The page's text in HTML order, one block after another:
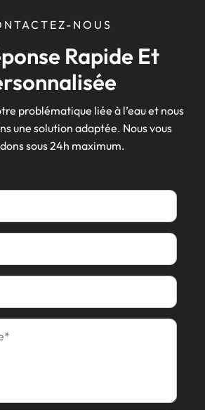
NOUS
Rapide Et
problématique liée à l’eau et nous
une solution adaptée. Nous vous
sous 24h maximum.